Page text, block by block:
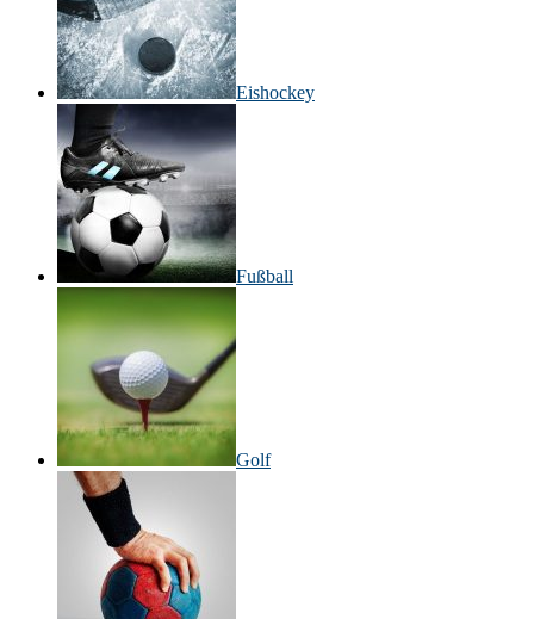
Eishockey
Fußball
Golf